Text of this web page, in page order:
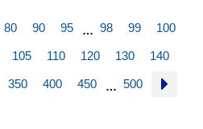
80 90 95 … 98 99 100
105 110 120 130 140
350 400 450 … 500